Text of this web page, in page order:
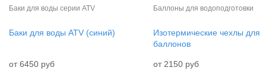
Баки для воды серии ATV
Баки для воды ATV (синий)
от 6450 руб
Баллоны для водоподготовки
Изотермические чехлы для
баллонов
от 2150 руб